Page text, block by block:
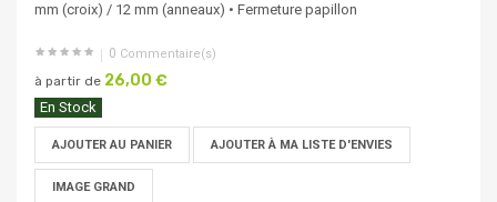
mm (croix) / 12 mm (anneaux) • Fermeture papillon
0 Commentaire(s)
à partir de 26,00 €
En Stock
AJOUTER AU PANIER AJOUTER À MA LISTE D'ENVIES
IMAGE GRAND